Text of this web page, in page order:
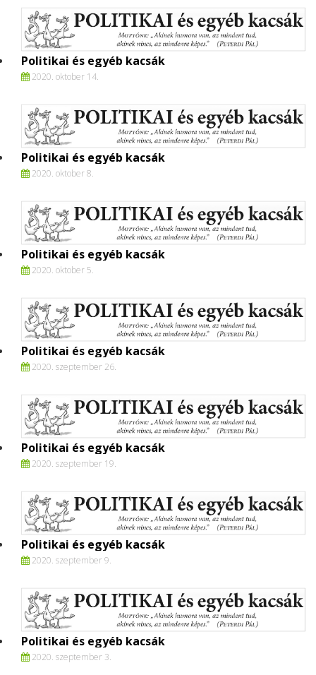
Politikai és egyéb kacsák
2020. oktober 14.
Politikai és egyéb kacsák
2020. oktober 8.
Politikai és egyéb kacsák
2020. oktober 5.
Politikai és egyéb kacsák
2020. szeptember 26.
Politikai és egyéb kacsák
2020. szeptember 19.
Politikai és egyéb kacsák
2020. szeptember 9.
Politikai és egyéb kacsák
2020. szeptember 3.